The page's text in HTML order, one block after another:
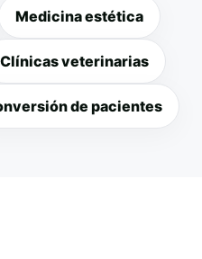
Medicina estética
Clínicas veterinarias
de pacientes